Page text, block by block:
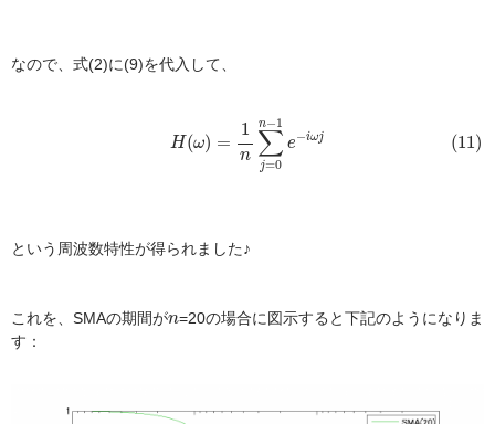
なので、式(2)に(9)を代入して、
H(ω) =
1
n
n−1
∑
j=0
e−iωj (11)
0
という周波数特性が得られました♪
これを、SMAの期間がn
n=20の場合に図示すると下記のようになりま
す：